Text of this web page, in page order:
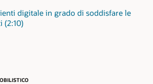
digitale in grado di soddisfare le
(2:10)